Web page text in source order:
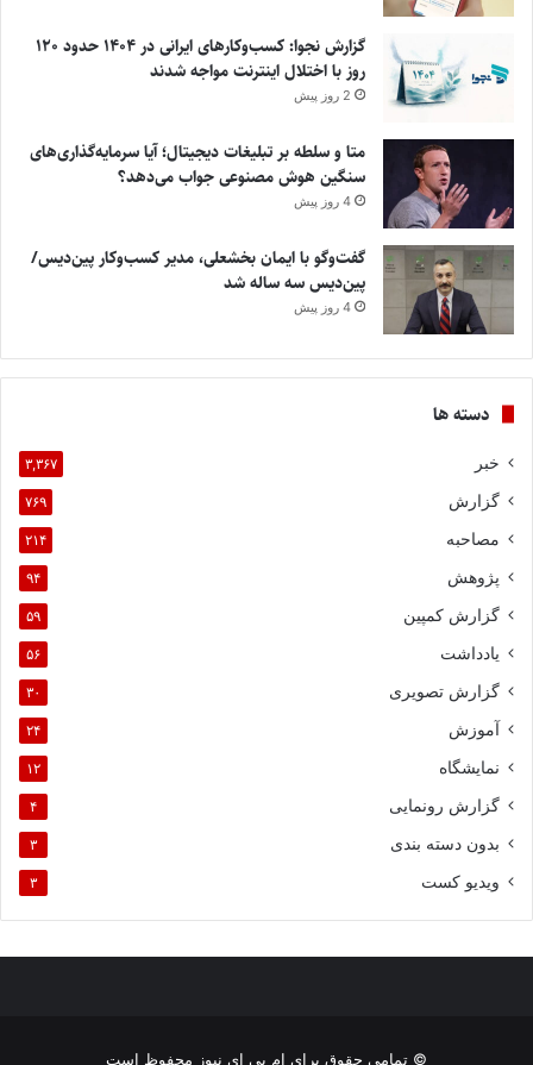
گزارش نجوا: کسب‌وکارهای ایرانی در ۱۴۰۴ حدود ۱۲۰
روز با اختلال اینترنت مواجه شدند
2 روز پیش
متا و سلطه بر تبلیغات دیجیتال؛ آیا سرمایه‌گذاری‌های
سنگین هوش مصنوعی جواب می‌دهد؟
4 روز پیش
گفت‌وگو با ایمان بخشعلی، مدیر کسب‌وکار پین‌دیس/
پین‌دیس سه ساله شد
4 روز پیش
دسته ها
خبر ۳,۳۶۷
گزارش ۷۶۹
مصاحبه ۲۱۴
پژوهش ۹۴
گزارش کمپین ۵۹
یادداشت ۵۶
گزارش تصویری ۳۰
آموزش ۲۴
نمایشگاه ۱۲
گزارش رونمایی ۴
بدون دسته بندی ۳
ویدیو کست ۳
© تمامی حقوق برای ام بی ای نیوز محفوظ است